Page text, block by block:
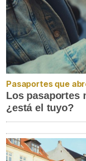
Pasaportes que
Los pasaportes
¿está el tuyo?